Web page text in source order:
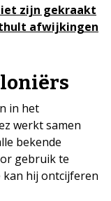
zijn gekraakt
afwijkingen
in het
werkt samen
bekende
gebruik te
hij ontcijferen